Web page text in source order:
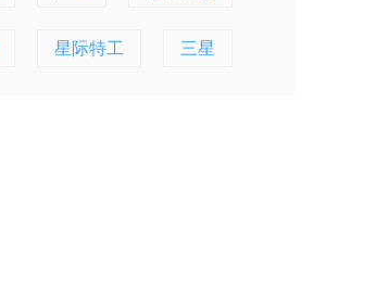
星际特工 三星